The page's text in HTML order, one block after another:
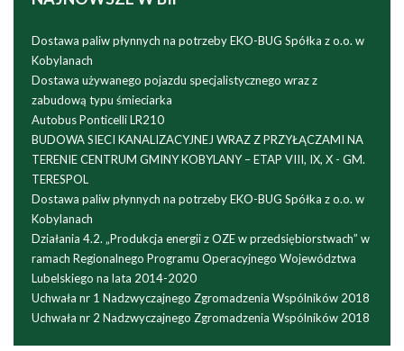
Dostawa paliw płynnych na potrzeby EKO-BUG Spółka z o.o. w
Kobylanach
Dostawa używanego pojazdu specjalistycznego wraz z
zabudową typu śmieciarka
Autobus Ponticelli LR210
BUDOWA SIECI KANALIZACYJNEJ WRAZ Z PRZYŁĄCZAMI NA
TERENIE CENTRUM GMINY KOBYLANY – ETAP VIII, IX, X - GM.
TERESPOL
Dostawa paliw płynnych na potrzeby EKO-BUG Spółka z o.o. w
Kobylanach
Działania 4.2. „Produkcja energii z OZE w przedsiębiorstwach” w
ramach Regionalnego Programu Operacyjnego Województwa
Lubelskiego na lata 2014-2020
Uchwała nr 1 Nadzwyczajnego Zgromadzenia Wspólników 2018
Uchwała nr 2 Nadzwyczajnego Zgromadzenia Wspólników 2018